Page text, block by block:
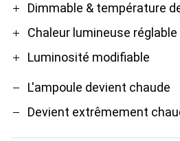
ProDimmable & température
Chaleur lumineuse réglable
Luminosité modifiable
Contre
L'ampoule devient chaude
Devient extrêmement